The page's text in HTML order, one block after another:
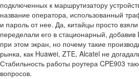
подключенных к маршрутизатору
название оператора, использованный
и пароль от нее. Да, китайцы просто
переделали его в стационарный,
при этом экран, но почему такие
рынка, как Huawei, ZTE, Alcatel не
Стабильность работы роутера CPE903
вопросов.